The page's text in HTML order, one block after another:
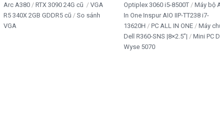
Arc A380
RTX 3090 24G cũ
VGA
R5 340X 2GB GDDR5 cũ
So sánh
VGA
Optiplex 3060 i5-8500T
Máy bộ
In One Inspur AIO IIP-TT238 i7-
13620H
PC ALL IN ONE
Máy
Dell R360-SNS |8×2.5”|
Mini PC
Wyse 5070